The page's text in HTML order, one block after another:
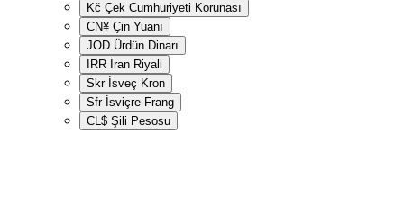
Kč Çek Cumhuriyeti Korunası
CN¥ Çin Yuanı
JOD Ürdün Dinarı
IRR İran Riyali
Skr İsveç Kron
Sfr İsviçre Frang
CL$ Şili Pesosu